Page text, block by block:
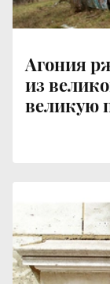
Агония
из
великую